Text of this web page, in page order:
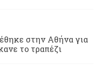
στην Αθήνα για
το τραπέζι